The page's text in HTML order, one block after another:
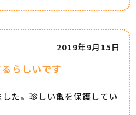
らしいです
2019年9月15日
た。珍しい亀を保護してい